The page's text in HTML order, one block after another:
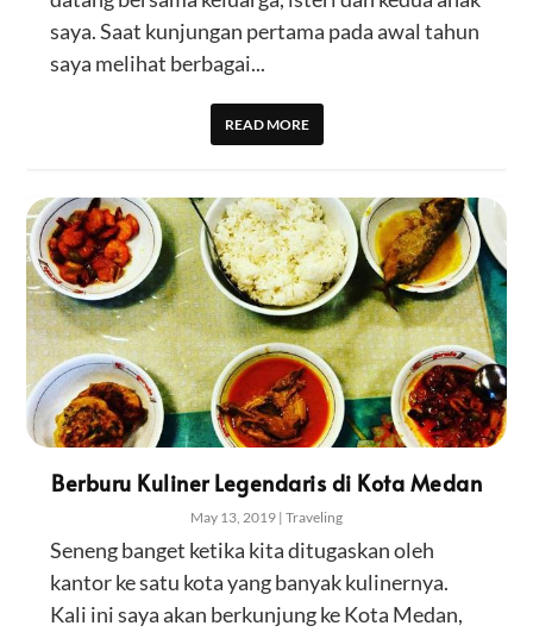
saya. Saat kunjungan pertama pada awal tahun
saya melihat berbagai...
READ MORE
Berburu Kuliner Legendaris di Kota Medan
May 13, 2019 | Traveling
Seneng banget ketika kita ditugaskan oleh
kantor ke satu kota yang banyak kulinernya.
Kali ini saya akan berkunjung ke Kota Medan,